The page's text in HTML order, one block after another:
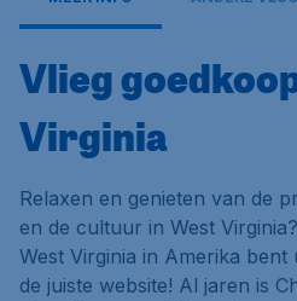
Vlieg
Virginia
Relaxen en genieten van de
en de cultuur in West
West Virginia in Amerika bent
de juiste website! Al jaren is